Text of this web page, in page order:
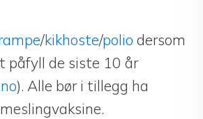
/kikhoste/polio dersom
påfyll de siste 10 år
). Alle bør i tillegg ha